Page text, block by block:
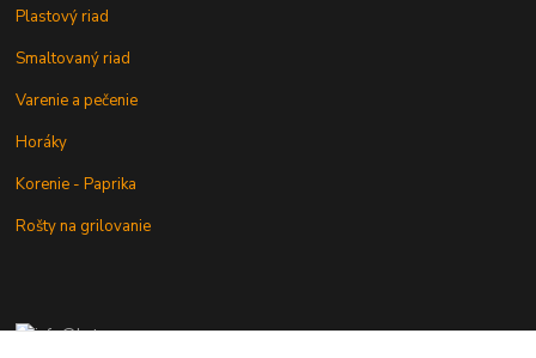
Plastový riad
Smaltovaný riad
Varenie a pečenie
Horáky
Korenie - Paprika
Rošty na grilovanie
+421 902 212 007